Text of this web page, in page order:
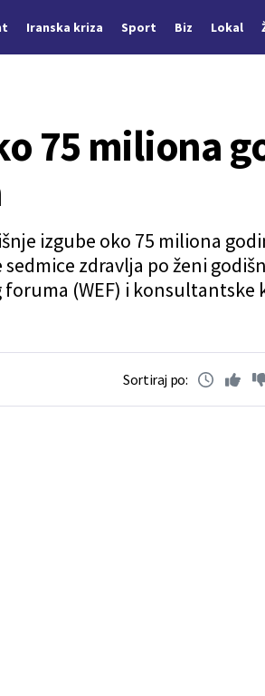
Iranska kriza Sport Biz Lokal
75 miliona
izgube oko 75 miliona
zdravlja po ženi
(WEF) i konsultantske
Sortiraj po: